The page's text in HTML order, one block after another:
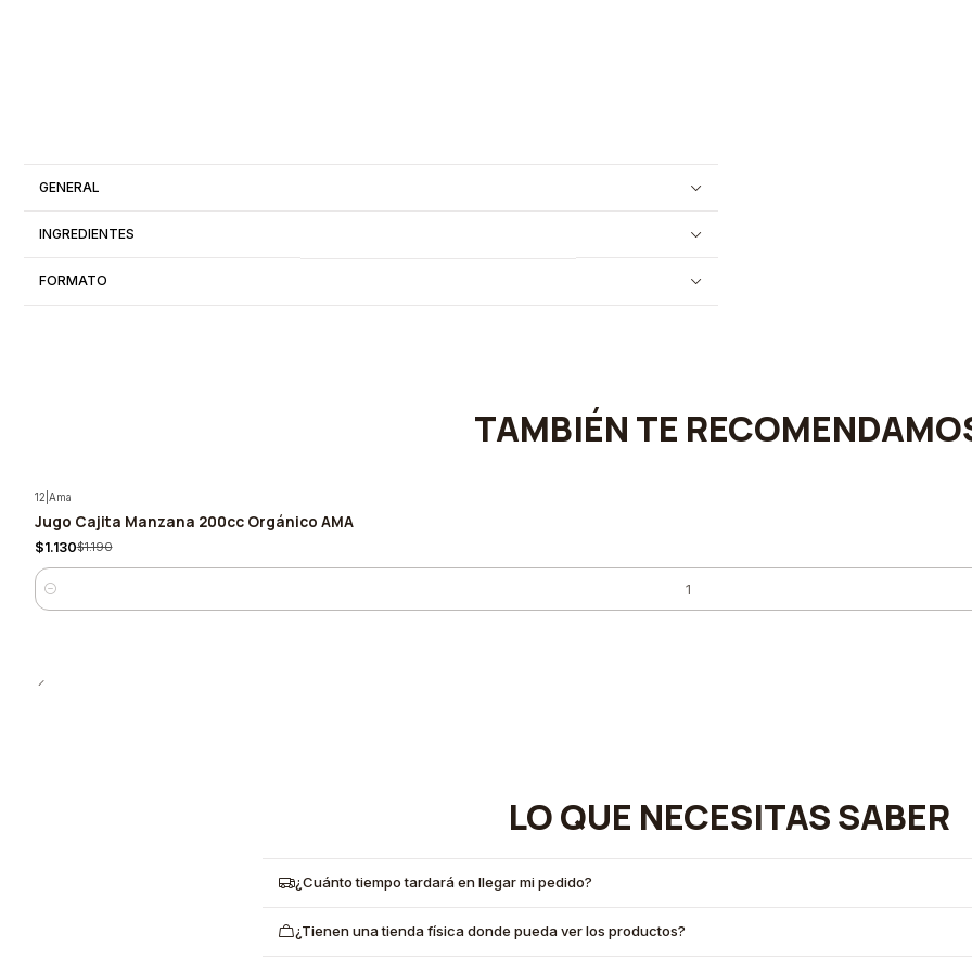
GENERAL
INGREDIENTES
FORMATO
TAMBIÉN TE
-5%
12 Ama
Jugo Cajita Manzana 200cc Orgánico AMA
$1.130$1.190
Cantidad
LO QUE NECESITAS SABER
¿Cuánto tiempo tardará en llegar mi pedido?
¿Tienen una tienda física donde pueda ver los productos?